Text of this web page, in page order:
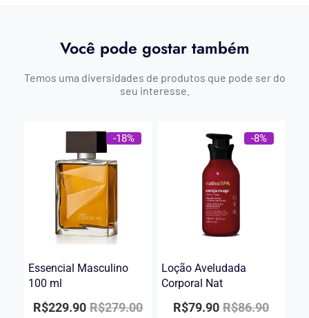
Você pode gostar também
Temos uma diversidades de produtos que pode ser do
seu interesse.
-18%
Essencial Masculino
100 ml
R$279.00
R$229.90
-8%
Loção Aveludada
Corporal Nat
R$86.90
R$79.90